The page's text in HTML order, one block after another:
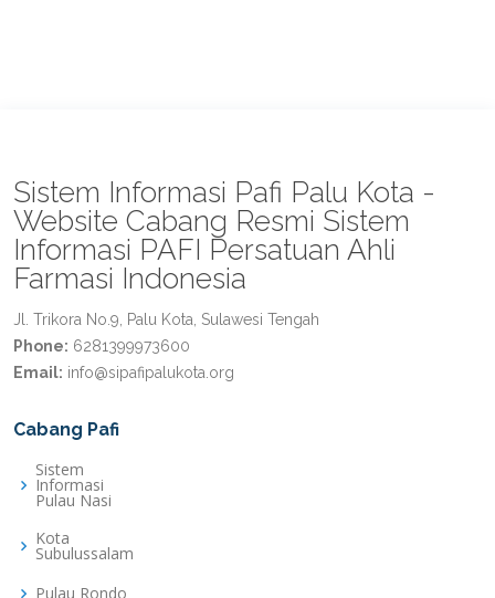
Sistem Informasi Pafi Palu Kota -
Website Cabang Resmi Sistem
Informasi PAFI Persatuan Ahli
Farmasi Indonesia
Jl. Trikora No.9, Palu Kota, Sulawesi Tengah
Phone: 6281399973600
Email: info@sipafipalukota.org
Cabang Pafi
Sistem
Informasi
Pulau Nasi
Kota
Subulussalam
Pulau Rondo